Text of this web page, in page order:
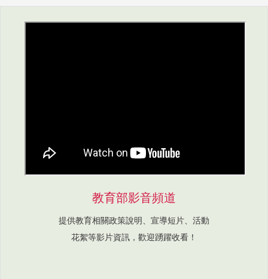
教育部影音頻道
提供教育相關政策說明、宣導短片、活動
花絮等影片資訊，歡迎踴躍收看！